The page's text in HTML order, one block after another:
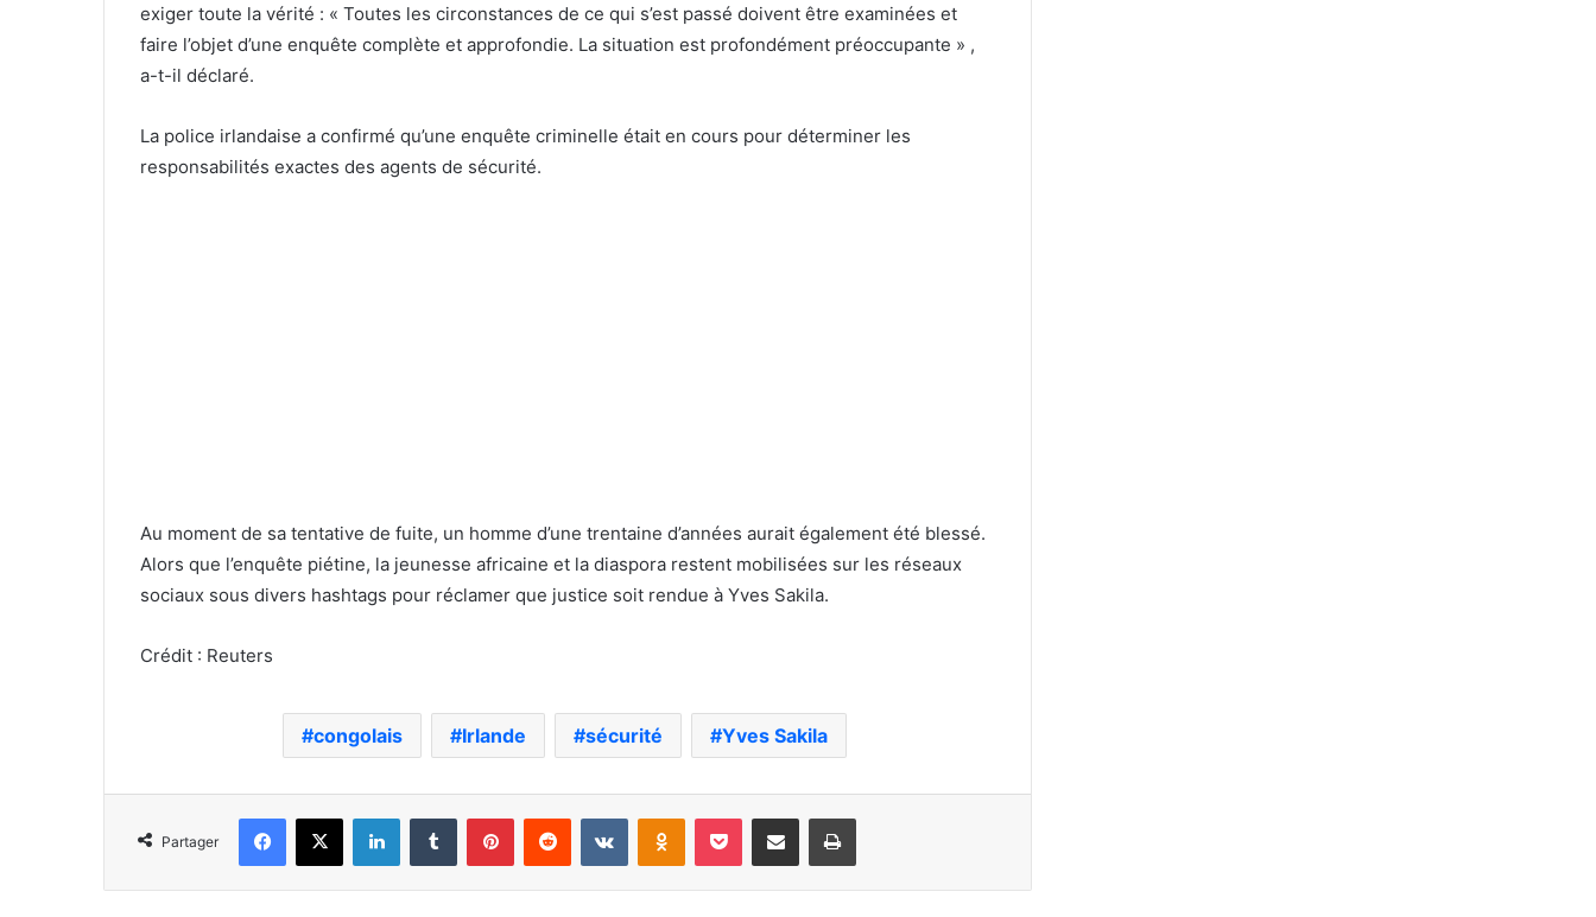
exiger toute la vérité : « Toutes les circonstances de ce qui s’est passé doivent être examinées et
faire l’objet d’une enquête complète et approfondie. La situation est profondément préoccupante » ,
a-t-il déclaré.
La police irlandaise a confirmé qu’une enquête criminelle était en cours pour déterminer les
responsabilités exactes des agents de sécurité.
Au moment de sa tentative de fuite, un homme d’une trentaine d’années aurait également été blessé.
Alors que l’enquête piétine, la jeunesse africaine et la diaspora restent mobilisées sur les réseaux
sociaux sous divers hashtags pour réclamer que justice soit rendue à Yves Sakila.
Crédit : Reuters
congolais Irlande sécurité Yves Sakila
Partager
Facebook
X LinkedinTumblr PinterestReddit VKontakteOdnoklassniki
Pocket Partager par email Imprimer